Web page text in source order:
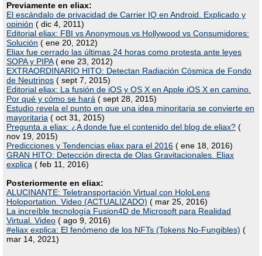
Previamente en eliax:
El escándalo de privacidad de Carrier IQ en Android. Explicado y
opinión ( dic 4, 2011)
Editorial eliax: FBI vs Anonymous vs Hollywood vs Consumidores:
Solución ( ene 20, 2012)
Eliax fue cerrado las últimas 24 horas como protesta ante leyes
SOPA y PIPA( ene 23, 2012)
EXTRAORDINARIO HITO: Detectan Radiación Cósmica de Fondo
de Neutrinos ( sept 7, 2015)
Editorial eliax: La fusión de iOS y OS X en Apple iOS X en camino.
Por qué y cómo se hará ( sept 28, 2015)
Estudio revela el punto en que una idea minoritaria se convierte en
mayoritaria ( oct 31, 2015)
Pregunta a eliax: ¿A donde fue el contenido del blog de eliax? (
nov 19, 2015)
Predicciones y Tendencias eliax para el 2016 ( ene 18, 2016)
GRAN HITO: Detección directa de Olas Gravitacionales. Eliax
explica ( feb 11, 2016)
Posteriormente en eliax:
ALUCINANTE: Teletransportación Virtual con HoloLens
Holoportation. Video (ACTUALIZADO) ( mar 25, 2016)
La increíble tecnología Fusion4D de Microsoft para Realidad
Virtual. Video ( ago 9, 2016)
#eliax explica: El fenómeno de los NFTs (Tokens No-Fungibles) (
mar 14, 2021)